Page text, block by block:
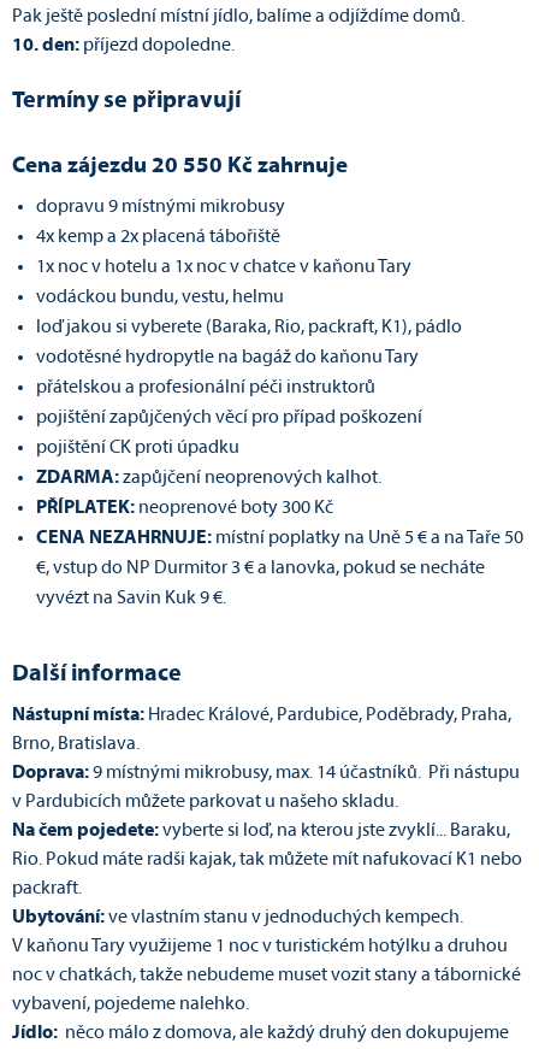
Pak ještě poslední místní jídlo, balíme a odjíždíme domů.
10. den: příjezd dopoledne.
Termíny se připravují
Cena zájezdu 20 550 Kč zahrnuje
dopravu 9 místnými mikrobusy
4x kemp a 2x placená tábořiště
1x noc v hotelu a 1x noc v chatce v kaňonu Tary
vodáckou bundu, vestu, helmu
loď jakou si vyberete (Baraka, Rio, packraft, K1), pádlo
vodotěsné hydropytle na bagáž do kaňonu Tary
přátelskou a profesionální péči instruktorů
pojištění zapůjčených věcí pro případ poškození
pojištění CK proti úpadku
ZDARMA:zapůjčení neoprenových kalhot.
PŘÍPLATEK: neoprenové boty 300 Kč
CENA NEZAHRNUJE: místní poplatky na Uně 5 € a na Taře 50
€, vstup do NP Durmitor 3 € a lanovka, pokud se necháte
vyvézt na Savin Kuk 9 €.
Další informace
Nástupní místa: Hradec Králové, Pardubice, Poděbrady, Praha,
Brno, Bratislava.
Doprava:9 místnými mikrobusy, max. 14 účastníků. Při nástupu
v Pardubicích můžete parkovat u našeho skladu.
Na čem pojedete:vyberte si loď, na kterou jste zvyklí... Baraku,
Rio. Pokud máte radši kajak, tak můžete mít nafukovací K1 nebo
packraft.
Ubytování:ve vlastním stanu v jednoduchých kempech.
V kaňonu Tary využijeme 1 noc v turistickém hotýlku a druhou
noc v chatkách, takže nebudeme muset vozit stany a tábornické
vybavení, pojedeme nalehko.
Jídlo: něco málo z domova, ale každý druhý den dokupujeme